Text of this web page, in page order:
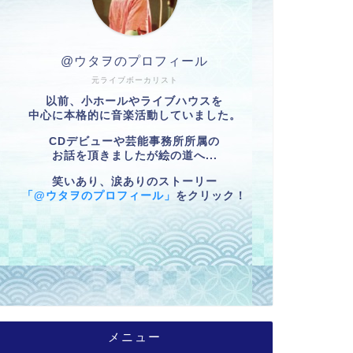
元ライブボーカリスト
@ウタヲのプロフィール
以前、小ホールやライブハウスを
中心に本格的に音楽活動していました。
CDデビューや芸能事務所所属の
お話を頂きましたが絵の道へ...
笑いあり、涙ありのストーリー
「@ウタヲのプロフィール」 をクリック！
メニュー